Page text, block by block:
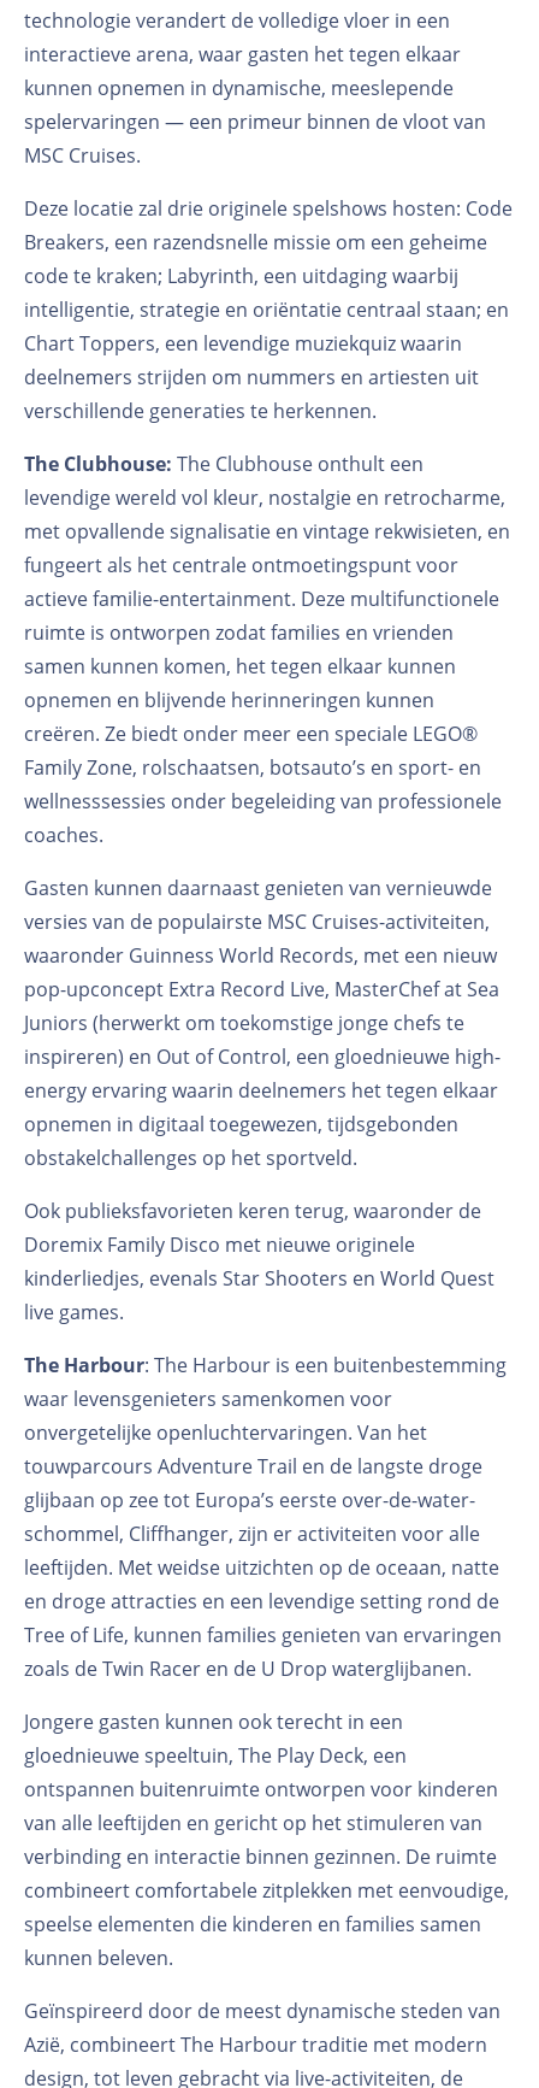
technologie verandert de volledige vloer in een
interactieve arena, waar gasten het tegen elkaar
kunnen opnemen in dynamische, meeslepende
spelervaringen — een primeur binnen de vloot van
MSC Cruises.
Deze locatie zal drie originele spelshows hosten: Code
Breakers, een razendsnelle missie om een geheime
code te kraken; Labyrinth, een uitdaging waarbij
intelligentie, strategie en oriëntatie centraal staan; en
Chart Toppers, een levendige muziekquiz waarin
deelnemers strijden om nummers en artiesten uit
verschillende generaties te herkennen.
The Clubhouse: The Clubhouse onthult een
levendige wereld vol kleur, nostalgie en retrocharme,
met opvallende signalisatie en vintage rekwisieten, en
fungeert als het centrale ontmoetingspunt voor
actieve familie-entertainment. Deze multifunctionele
ruimte is ontworpen zodat families en vrienden
samen kunnen komen, het tegen elkaar kunnen
opnemen en blijvende herinneringen kunnen
creëren. Ze biedt onder meer een speciale LEGO®
Family Zone, rolschaatsen, botsauto’s en sport- en
wellnesssessies onder begeleiding van professionele
coaches.
Gasten kunnen daarnaast genieten van vernieuwde
versies van de populairste MSC Cruises-activiteiten,
waaronder Guinness World Records, met een nieuw
pop-upconcept Extra Record Live, MasterChef at Sea
Juniors (herwerkt om toekomstige jonge chefs te
inspireren) en Out of Control, een gloednieuwe high-
energy ervaring waarin deelnemers het tegen elkaar
opnemen in digitaal toegewezen, tijdsgebonden
obstakelchallenges op het sportveld.
Ook publieksfavorieten keren terug, waaronder de
Doremix Family Disco met nieuwe originele
kinderliedjes, evenals Star Shooters en World Quest
live games.
The Harbour: The Harbour is een buitenbestemming
waar levensgenieters samenkomen voor
onvergetelijke openluchtervaringen. Van het
touwparcours Adventure Trail en de langste droge
glijbaan op zee tot Europa’s eerste over-de-water-
schommel, Cliffhanger, zijn er activiteiten voor alle
leeftijden. Met weidse uitzichten op de oceaan, natte
en droge attracties en een levendige setting rond de
Tree of Life, kunnen families genieten van ervaringen
zoals de Twin Racer en de U Drop waterglijbanen.
Jongere gasten kunnen ook terecht in een
gloednieuwe speeltuin, The Play Deck, een
ontspannen buitenruimte ontworpen voor kinderen
van alle leeftijden en gericht op het stimuleren van
verbinding en interactie binnen gezinnen. De ruimte
combineert comfortabele zitplekken met eenvoudige,
speelse elementen die kinderen en families samen
kunnen beleven.
Geïnspireerd door de meest dynamische steden van
Azië, combineert The Harbour traditie met modern
design, tot leven gebracht via live-activiteiten, de